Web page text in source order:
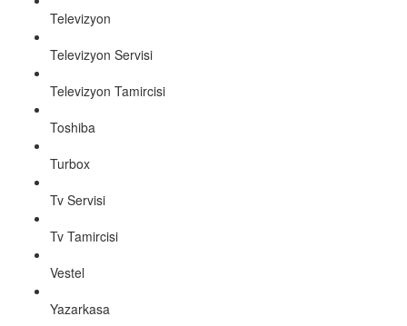
Televizyon
Televizyon Servisi
Televizyon Tamircisi
Toshiba
Turbox
Tv Servisi
Tv Tamircisi
Vestel
Yazarkasa